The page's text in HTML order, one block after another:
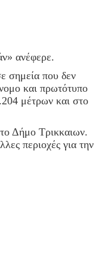
ανέφερε.
σημεία που δεν
και πρωτότυπο
μέτρων και στο
Δήμο Τρικκαιων.
περιοχές για την